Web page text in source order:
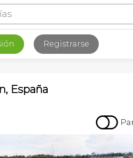
Registrarse
España
